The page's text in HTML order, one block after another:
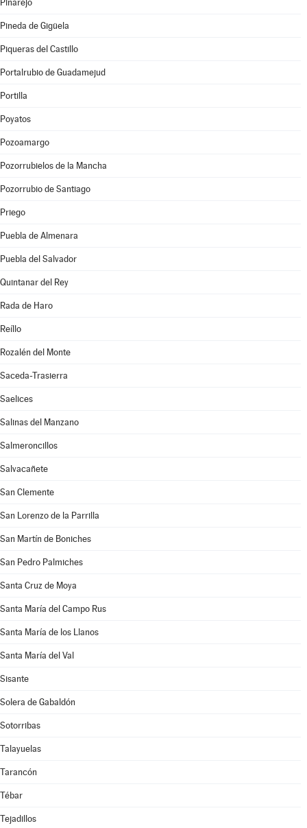
Pinarejo
Pineda de Gigüela
Piqueras del Castillo
Portalrubio de Guadamejud
Portilla
Poyatos
Pozoamargo
Pozorrubielos de la Mancha
Pozorrubio de Santiago
Priego
Puebla de Almenara
Puebla del Salvador
Quintanar del Rey
Rada de Haro
Reíllo
Rozalén del Monte
Saceda-Trasierra
Saelices
Salinas del Manzano
Salmeroncillos
Salvacañete
San Clemente
San Lorenzo de la Parrilla
San Martín de Boniches
San Pedro Palmiches
Santa Cruz de Moya
Santa María del Campo Rus
Santa María de los Llanos
Santa María del Val
Sisante
Solera de Gabaldón
Sotorribas
Talayuelas
Tarancón
Tébar
Tejadillos